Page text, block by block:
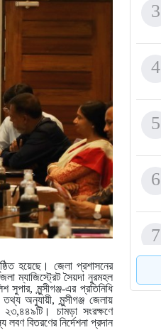
হয়েছে। জেলা প্রশাসনের
ম্যাজিস্ট্রেট সৈয়দা নুরমহল
মুন্সীগঞ্জ-এর প্রতিনিধি
অনুযায়ী, মুন্সীগঞ্জ জেলায়
চামড়া সংরক্ষণে
বিতরণের নির্দেশনা প্রদান
3
4
5
6
7
8